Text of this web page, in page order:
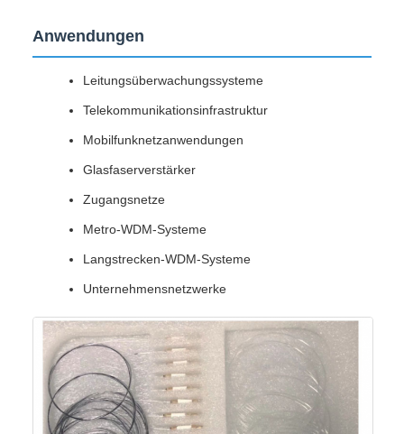
Anwendungen
Leitungsüberwachungssysteme
Telekommunikationsinfrastruktur
Mobilfunknetzanwendungen
Glasfaserverstärker
Zugangsnetze
Metro-WDM-Systeme
Langstrecken-WDM-Systeme
Unternehmensnetzwerke